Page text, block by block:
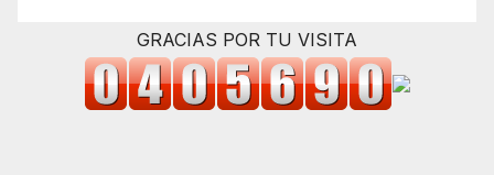
GRACIAS POR TU VISITA